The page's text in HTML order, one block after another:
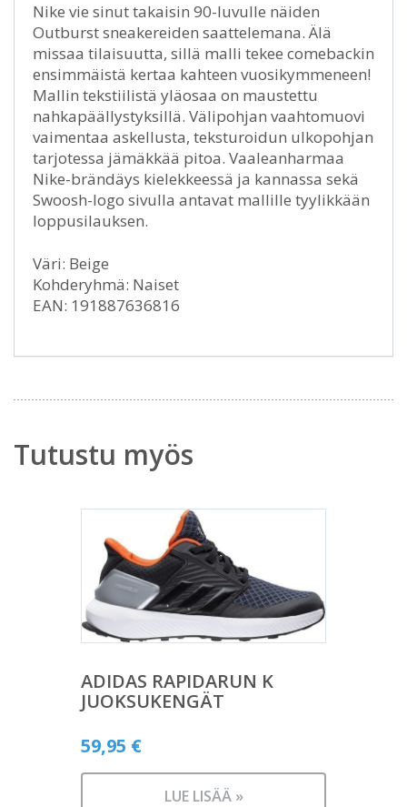
Nike vie sinut takaisin 90-luvulle näiden
Outburst sneakereiden saattelemana. Älä
missaa tilaisuutta, sillä malli tekee comebackin
ensimmäistä kertaa kahteen vuosikymmeneen!
Mallin tekstiilistä yläosaa on maustettu
nahkapäällystyksillä. Välipohjan vaahtomuovi
vaimentaa askellusta, teksturoidun ulkopohjan
tarjotessa jämäkkää pitoa. Vaaleanharmaa
Nike-brändäys kielekkeessä ja kannassa sekä
Swoosh-logo sivulla antavat mallille tyylikkään
loppusilauksen.
Väri: Beige
Kohderyhmä: Naiset
EAN: 191887636816
Tutustu myös
ADIDAS RAPIDARUN K
JUOKSUKENGÄT
59,95 €
LUE LISÄÄ »